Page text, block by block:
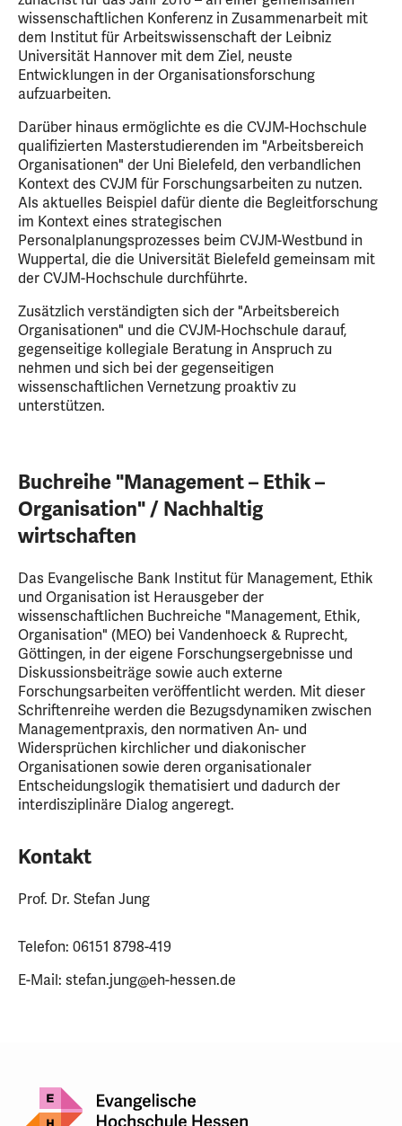
wissenschaftlichen Konferenz in Zusammenarbeit mit
dem Institut für Arbeitswissenschaft der Leibniz
Universität Hannover mit dem Ziel, neuste
Entwicklungen in der Organisationsforschung
aufzuarbeiten.
Darüber hinaus ermöglichte es die CVJM-Hochschule
qualifizierten Masterstudierenden im "Arbeitsbereich
Organisationen" der Uni Bielefeld, den verbandlichen
Kontext des CVJM für Forschungsarbeiten zu nutzen.
Als aktuelles Beispiel dafür diente die Begleitforschung
im Kontext eines strategischen
Personalplanungsprozesses beim CVJM-Westbund in
Wuppertal, die die Universität Bielefeld gemeinsam mit
der CVJM-Hochschule durchführte.
Zusätzlich verständigten sich der "Arbeitsbereich
Organisationen" und die CVJM-Hochschule darauf,
gegenseitige kollegiale Beratung in Anspruch zu
nehmen und sich bei der gegenseitigen
wissenschaftlichen Vernetzung proaktiv zu
unterstützen.
Buchreihe "Management – Ethik –
Organisation" / Nachhaltig
wirtschaften
Das Evangelische Bank Institut für Management, Ethik
und Organisation ist Herausgeber der
wissenschaftlichen Buchreiche "Management, Ethik,
Organisation" (MEO) bei Vandenhoeck & Ruprecht,
Göttingen, in der eigene Forschungsergebnisse und
Diskussionsbeiträge sowie auch externe
Forschungsarbeiten veröffentlicht werden. Mit dieser
Schriftenreihe werden die Bezugsdynamiken zwischen
Managementpraxis, den normativen An- und
Widersprüchen kirchlicher und diakonischer
Organisationen sowie deren organisationaler
Entscheidungslogik thematisiert und dadurch der
interdisziplinäre Dialog angeregt.
Kontakt
Prof. Dr. Stefan Jung
Telefon: 06151 8798-419
E-Mail: stefan.jung@eh-hessen.de